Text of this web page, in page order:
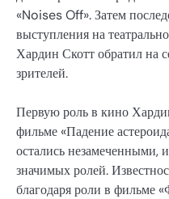
«Noises Off». Затем
выступления на
Хардин Скотт обратил на
зрителей.
Первую роль в кино
фильме «Падение
остались незамеченными,
значимых ролей.
благодаря роли в фильме